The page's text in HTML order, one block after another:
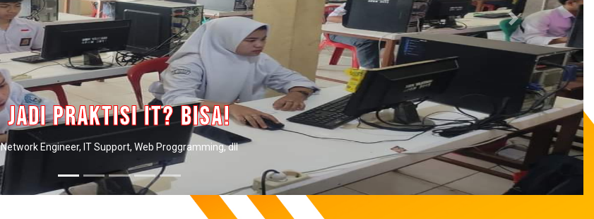
Jadi Praktisi IT? Bisa!
Network Engineer, IT Support, Web Proggramming, dll
Next